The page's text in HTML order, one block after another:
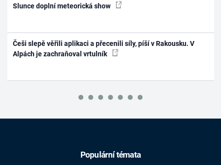
Slunce doplní meteorická show
Češi slepě věřili aplikaci a přecenili síly, píší v Rakousku. V
Alpách je zachraňoval vrtulník
Populární témata